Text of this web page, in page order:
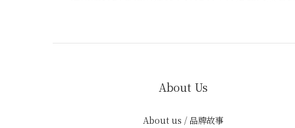
About Us
About us / 品牌故事